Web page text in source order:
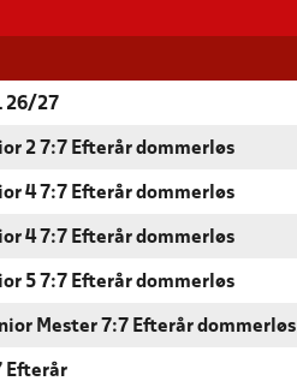
26/27
2 7:7 Efterår dommerløs
4 7:7 Efterår dommerløs
4 7:7 Efterår dommerløs
5 7:7 Efterår dommerløs
Mester 7:7 Efterår dommerløs
Efterår